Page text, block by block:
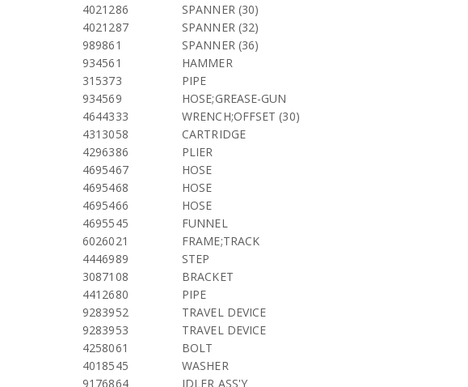
4021286
SPANNER (30)
4021287
SPANNER (32)
989861
SPANNER (36)
934561
HAMMER
315373
PIPE
934569
HOSE;GREASE-GUN
4644333
WRENCH;OFFSET (30)
4313058
CARTRIDGE
4296386
PLIER
4695467
HOSE
4695468
HOSE
4695466
HOSE
4695545
FUNNEL
6026021
FRAME;TRACK
4446989
STEP
3087108
BRACKET
4412680
PIPE
9283952
TRAVEL DEVICE
9283953
TRAVEL DEVICE
4258061
BOLT
4018545
WASHER
9176864
IDLER ASS'Y